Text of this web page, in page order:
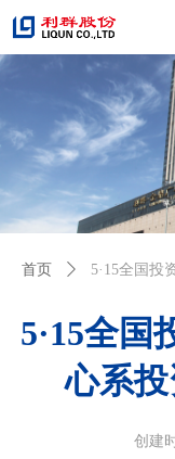
5·15全国
心系
首页 ꄲ 5·15全国投
创建